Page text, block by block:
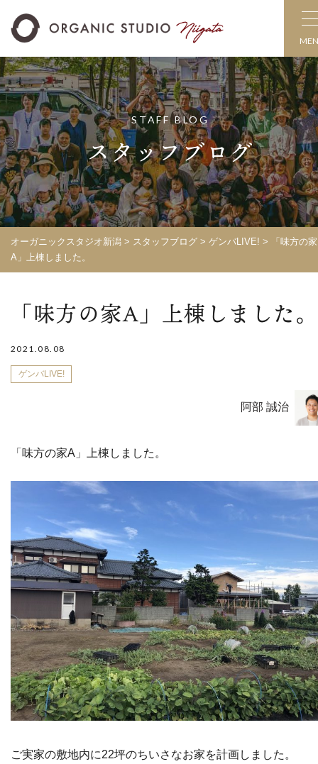
STAFF BLOG
スタッフブログ
オーガニックスタジオ新潟 > スタッフブログ > ゲンバLIVE! >
「味方の家
A」上棟しました。
「味方の家A」上棟しました。
2021.08.08
ゲンバLIVE!
阿部 誠治
「味方の家A」上棟しました。
ご実家の敷地内に22坪のちいさなお家を計画しました。